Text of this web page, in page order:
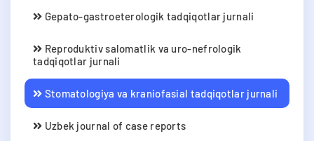
Gepato-gastroeterologik tadqiqotlar jurnali
Reproduktiv salomatlik va uro-nefrologik
tadqiqotlar jurnali
Stomatologiya va kraniofasial tadqiqotlar jurnali
Uzbek journal of case reports